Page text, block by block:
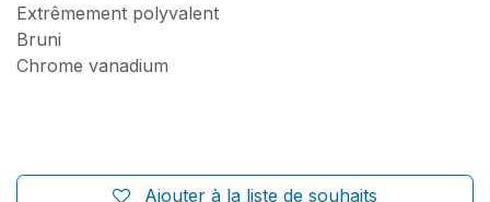
Extrêmement polyvalent
Bruni
Chrome vanadium
Ajouter à la liste de souhaits